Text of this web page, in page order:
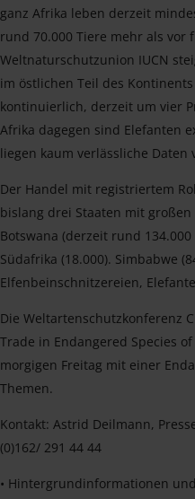
ganz Afrika leben derzeit
rund 70.000 Tiere mehr als vor
Weltnaturschutzunion IUCN
im östlichen Teil des
kontinuierlich, derzeit um vier
Afrika dagegen sind Elefanten
liegen kaum verlässliche Daten
Der Handel mit registriertem
bislang drei Staaten mit
Botswana (derzeit rund
Südafrika (18.000). Simbabwe
Elfenbeinschnitzereien,
Die Weltartenschutzkonferenz
Trade in Endangered Species
morgigen Freitag mit einer
Themen.
Kontakt: Astrid Deilmann,
(0)162/ 291 44 44
• Hintergrundinformationen